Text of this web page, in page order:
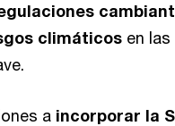
climáticos en
a incorporar la